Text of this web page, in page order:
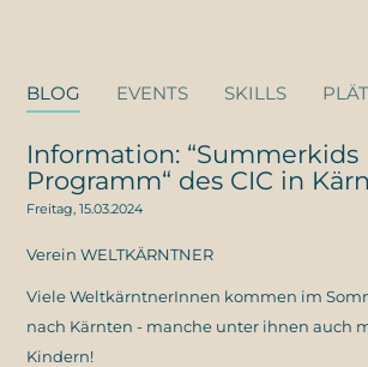
BLOG EVENTS SKILLS
Information: “Summerkids
Programm“ des CIC in
Freitag, 15.03.2024
Verein WELTKÄRNTNER
Viele WeltkärntnerInnen kommen im
nach Kärnten - manche unter ihnen auch
Kindern!